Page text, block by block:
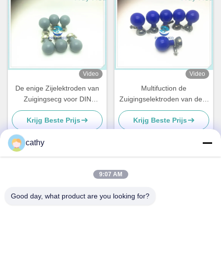
Video
De enige Zijelektroden van
Zuigingsecg voor DIN
3.0mm/Banaan 4.0mm Stop
Krijg Beste Prijs
Video
Multifuction de
Zuigingselektroden van de 6
Stukkenborst ECG voor
Volwassen/Pediatrisch
Krijg Beste Prijs
Adres
cathy
9:07 AM
Good day, what product are you looking for?